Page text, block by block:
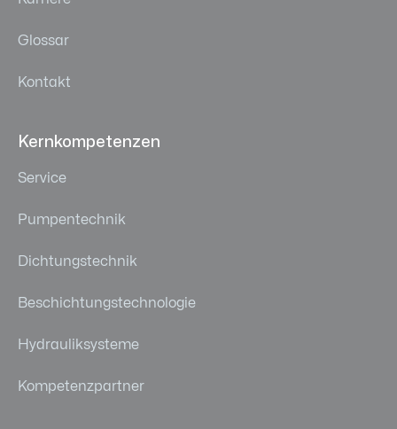
Glossar
Kontakt
Kernkompetenzen
Service
Pumpentechnik
Dichtungstechnik
Beschichtungstechnologie
Hydrauliksysteme
Kompetenzpartner